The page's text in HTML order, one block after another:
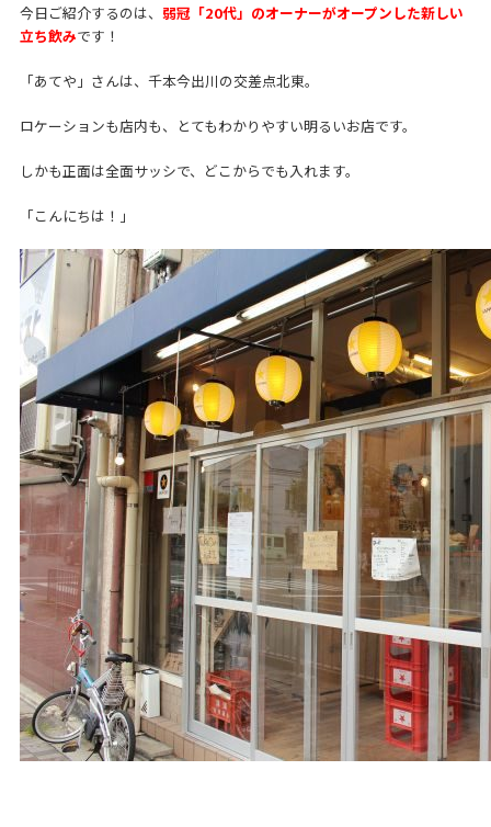
今日ご紹介するのは、 弱冠「20代」のオーナーがオープンした新しい
立ち飲みです！
「あてや」さんは、千本今出川の交差点北東。
ロケーションも店内も、とてもわかりやすい明るいお店です。
しかも正面は全面サッシで、どこからでも入れます。
「こんにちは！」